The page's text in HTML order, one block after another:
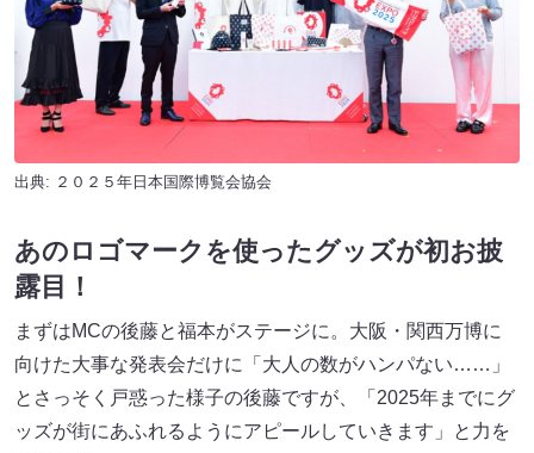
出典: ２０２５年日本国際博覧会協会
あのロゴマークを使ったグッズが初お披
露目！
まずはMCの後藤と福本がステージに。大阪・関西万博に
向けた大事な発表会だけに「大人の数がハンパない……」
とさっそく戸惑った様子の後藤ですが、「2025年までにグ
ッズが街にあふれるようにアピールしていきます」と力を